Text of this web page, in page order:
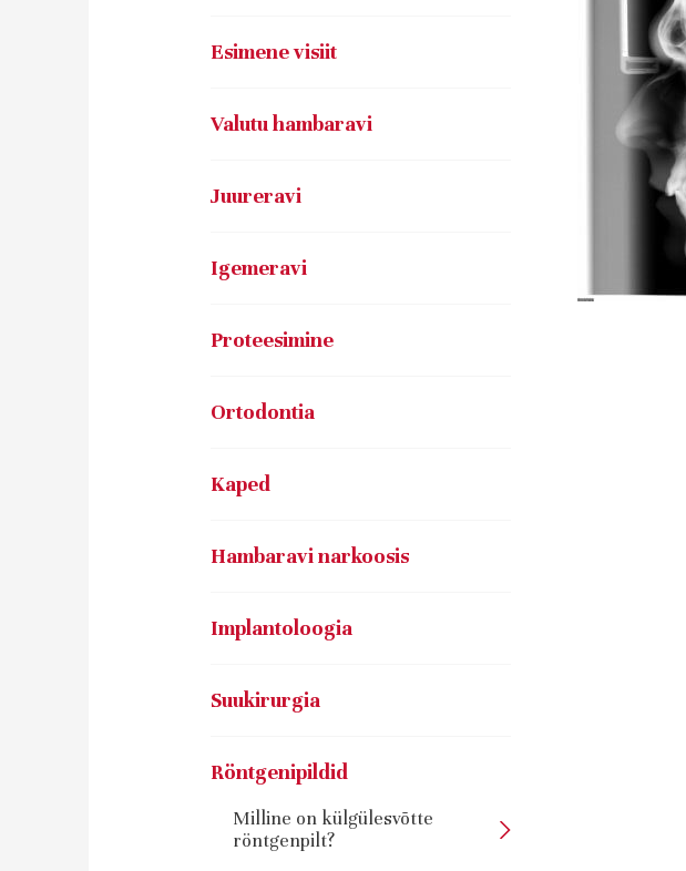
Esimene visiit
Valutu hambaravi
Juureravi
Igemeravi
Proteesimine
Ortodontia
Kaped
Hambaravi narkoosis
Implantoloogia
Suukirurgia
Röntgenipildid
Milline on külgülesvõtte
röntgenpilt?